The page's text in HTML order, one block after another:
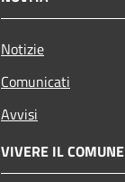
Notizie
Comunicati
Avvisi
VIVERE IL COMUNE